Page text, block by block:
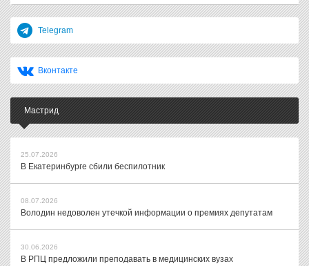
Telegram
Вконтакте
Мастрид
25.07.2026
В Екатеринбурге сбили беспилотник
08.07.2026
Володин недоволен утечкой информации о премиях депутатам
30.06.2026
В РПЦ предложили преподавать в медицинских вузах